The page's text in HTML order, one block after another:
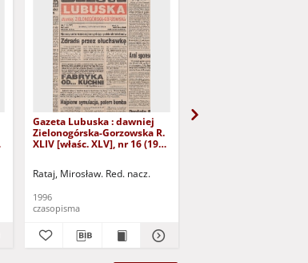
Gazeta Lubuska : dawniej
Zielonogórska-Gorzowska R.
XLIV [właśc. XLV], nr 16 (19
Rataj, Mirosław. Red. nacz.
1996
czasopisma